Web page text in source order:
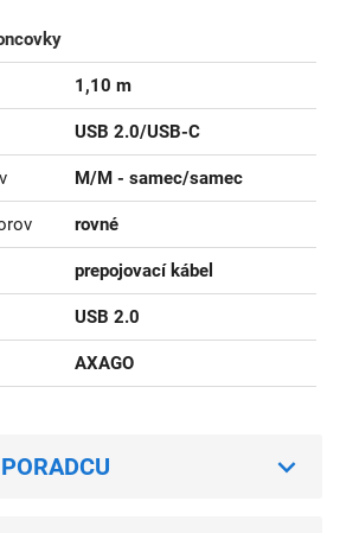
1,10 m
USB 2.0/USB-C
M/M - samec/samec
rovné
prepojovací kábel
USB 2.0
AXAGO